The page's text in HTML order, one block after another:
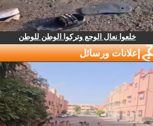
خلعوا نعال الوجع وتركوا الوطن للوطن
إعلانات ورسائل